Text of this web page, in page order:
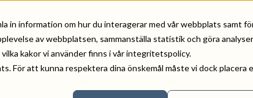
in information om hur du interagerar med vår webbplats samt
av webbplatsen, sammanställa statistik och göra analyser
kakor vi använder finns i vår integritetspolicy.
För att kunna respektera dina önskemål måste vi dock placera
OM OSS KONTAKT NYHETER UTBILDNING